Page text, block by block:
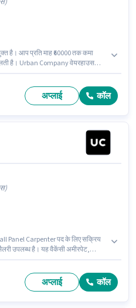
है। आप प्रति माह ₹60000 तक कमा
है। Urban Company वेयरहाउस
उम्मीदवार इस भूमिका के लिए उपयुक्त
अप्लाई कॉल
)
Panel Carpenter पद के लिए सक्रिय
उपलब्ध है। यह वैकेंसी अमीरपेट,
सप्ताह है।अप्लाई कॉल